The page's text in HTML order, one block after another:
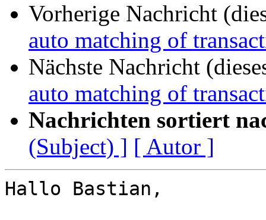
Vorherige Nachricht
auto matching of
Nächste Nachricht
auto matching of
Nachrichten sortiert
(Subject) ] [ Autor ]
Hallo Bastian,